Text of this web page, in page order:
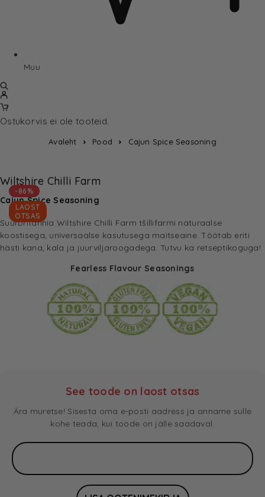
Muu
Ostukorvis ei ole tooteid.
Avaleht Pood Cajun Spice Seasoning
-86%
LAOST
OTSAS
Wiltshire Chilli Farm
Cajun Spice Seasoning
Suurbritannia Wiltshire Chilli Farm tšillifarmi naturaalse
koostisega, universaalse kasutusega maitseaine. Töötab eriti
hästi kana, kala ja juurviljaroogadega.Tutvu ka retseptikoguga!
Fearless Flavour Seasonings
See toode on laost otsas
Ära muretse! Sisesta oma e-posti aadress ja anname sulle
kohe teada, kui toode on jälle saadaval.